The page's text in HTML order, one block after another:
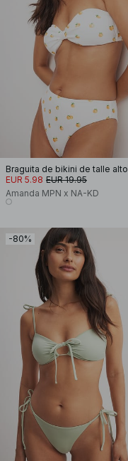
Braguita de bikini de talle alto
EUR 5.98 EUR 19.95
Amanda MPN x NA-KD
-80%